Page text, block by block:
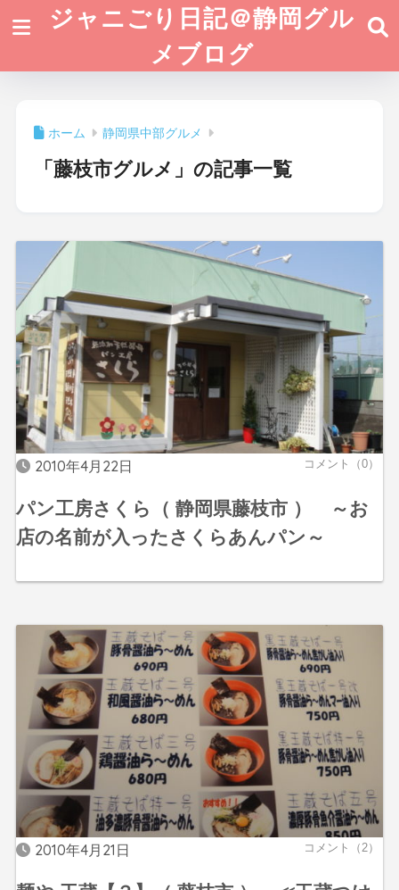
ジャニごり日記＠静岡グル
メブログ
ホーム 静岡県中部グルメ
「藤枝市グルメ」の記事一覧
2010年4月22日 コメント（0）
パン工房さくら（ 静岡県藤枝市 ） ～お
店の名前が入ったさくらあんパン～
2010年4月21日 コメント（2）